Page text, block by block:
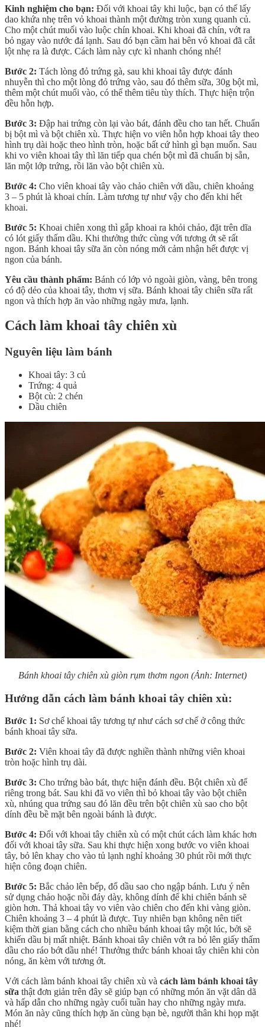
Kinh nghiệm cho bạn: Đối với khoai tây khi luộc, bạn có thể lấy
dao khứa nhẹ trên vỏ khoai thành một đường tròn xung quanh củ.
Cho một chút muối vào luộc chín khoai. Khi khoai đã chín, vớt ra
bỏ ngay vào nước đá lạnh. Sau đó bạn cầm hai bên vỏ khoai đã cắt
lột nhẹ ra là được. Cách làm này cực kì nhanh chóng nhé!
Bước 2: Tách lòng đỏ trứng gà, sau khi khoai tây được đánh
nhuyễn thì cho một lòng đỏ trứng vào, sau đó thêm sữa, 30g bột mì,
thêm một chút muối vào, có thể thêm tiêu tùy thích. Thực hiện trộn
đều hỗn hợp.
Bước 3: Đập hai trứng còn lại vào bát, đánh đều cho tan hết. Chuẩn
bị bột mì và bột chiên xù. Thực hiện vo viên hỗn hợp khoai tây theo
hình trụ dài hoặc theo hình tròn, hoặc bất cứ hình gì bạn muốn. Sau
khi vo viên khoai tây thì lăn tiếp qua chén bột mì đã chuẩn bị sẵn,
lăn một lớp trứng, rồi lăn vào bột chiên xù.
Bước 4: Cho viên khoai tây vào chảo chiên với dầu, chiên khoảng
3 – 5 phút là khoai chín. Làm tương tự như vậy cho đến khi hết
khoai.
Bước 5: Khoai chiên xong thì gắp khoai ra khỏi chảo, đặt trên dĩa
có lót giấy thấm dầu. Khi thưởng thức cùng với tương ớt sẽ rất
ngon. Bánh khoai tây sữa ăn còn nóng mới cảm nhận hết được vị
ngon của bánh.
Yêu cầu thành phẩm: Bánh có lớp vỏ ngoài giòn, vàng, bên trong
có độ dẻo của khoai tây, thơm vị sữa. Bánh khoai tây chiên sữa rất
ngon và thích hợp ăn vào những ngày mưa, lạnh.
Cách làm khoai tây chiên xù
Nguyên liệu làm bánh
Khoai tây: 3 củ
Trứng: 4 quả
Bột cù: 2 chén
Dầu chiên
Bánh khoai tây chiên xù giòn rụm thơm ngon (Ảnh: Internet)
Hướng dẫn cách làm bánh khoai tây chiên xù:
Bước 1: Sơ chế khoai tây tương tự như cách sơ chế ở công thức
bánh khoai tây sữa.
Bước 2: Viên khoai tây đã được nghiền thành những viên khoai
tròn hoặc hình trụ dài.
Bước 3: Cho trứng bào bát, thực hiện đánh đều. Bột chiên xù để
riêng trong bát. Sau khi đã vo viên thì bỏ khoai tây vào bột chiên
xù, nhúng qua trứng sau đó lăn đều trên bột chiên xù sao cho bột
dính đều bề mặt bên ngoài bánh là được.
Bước 4: Đối với khoai tây chiên xù có một chút cách làm khác hơn
đối với khoai tây sữa. Sau khi thực hiện xong bước vo viên khoai
tây, bỏ lên khay cho vào tủ lạnh nghỉ khoảng 30 phút rồi mới thực
hiện công đoạn chiên.
Bước 5: Bắc chảo lên bếp, đổ dầu sao cho ngập bánh. Lưu ý nên
sử dụng chảo hoặc nồi đáy dày, không dính để khi chiên bánh sẽ
giòn hơn. Thả khoai tây vo viên vào chiên cho đến khi vàng giòn.
Chiên khoảng 3 – 4 phút là được. Tuy nhiên bạn không nên tiết
kiệm thời gian bằng cách cho nhiều bánh khoai tây một lúc, bởi sẽ
khiến dầu bị mất nhiệt. Bánh khoai tây chiên vớt ra bỏ lên giấy thấm
dầu cho ráo bớt dầu nhé! Thưởng thức bánh khoai tây chiên khi còn
nóng, ăn kèm với tương ớt.
Với cách làm bánh khoai tây chiên xù và cách làm bánh khoai tây
sữa thật đơn giản trên đây sẽ giúp bạn có những món ăn vặt dân dã
và hấp dẫn cho những ngày cuối tuần hay cho những ngày mưa.
Món ăn này cũng thích hợp ăn cùng bạn bè, người thân khi họp mặt
nhé!